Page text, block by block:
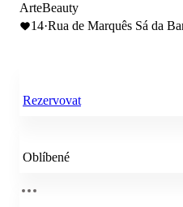
ArteBeauty
14·Rua de Marquês Sá da
Rezervovat
Oblíbené